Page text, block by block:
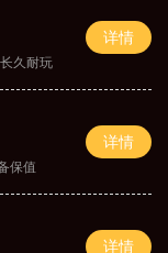
久耐玩
详情
保值
详情
详情